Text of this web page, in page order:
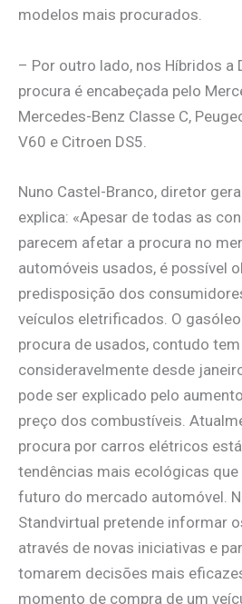
modelos mais procurados.
– Por outro lado, nos Híbridos a
procura é encabeçada pelo
Mercedes-Benz Classe C,
V60 e Citroen DS5.
Nuno Castel-Branco, diretor
explica: «Apesar de todas as
parecem afetar a procura no
automóveis usados, é possível
predisposição dos
veículos eletrificados. O
procura de usados, contudo
consideravelmente desde
pode ser explicado pelo
preço dos combustíveis.
procura por carros elétricos
tendências mais ecológicas que
futuro do mercado automóvel.
Standvirtual pretende informar
através de novas iniciativas e
tomarem decisões mais
momento de compra de um